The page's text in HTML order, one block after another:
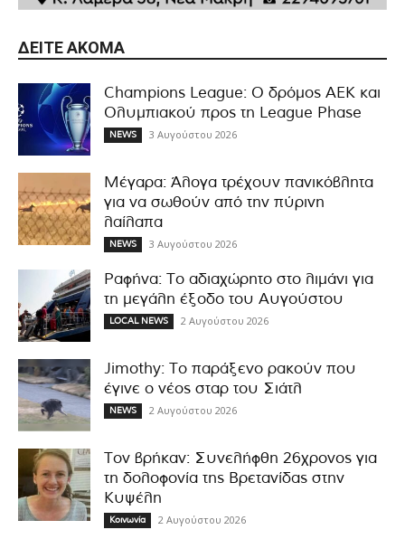
ΔΕΊΤΕ ΑΚΌΜΑ
Champions League: Ο δρόμος ΑΕΚ και
Ολυμπιακού προς τη League Phase
NEWS 3 Αυγούστου 2026
Μέγαρα: Άλογα τρέχουν πανικόβλητα
για να σωθούν από την πύρινη
λαίλαπα
NEWS 3 Αυγούστου 2026
Ραφήνα: Το αδιαχώρητο στο λιμάνι για
τη μεγάλη έξοδο του Αυγούστου
LOCAL NEWS 2 Αυγούστου 2026
Jimothy: Το παράξενο ρακούν που
έγινε ο νέος σταρ του Σιάτλ
NEWS 2 Αυγούστου 2026
Τον βρήκαν: Συνελήφθη 26χρονος για
τη δολοφονία της Βρετανίδας στην
Κυψέλη
Κοινωνία 2 Αυγούστου 2026